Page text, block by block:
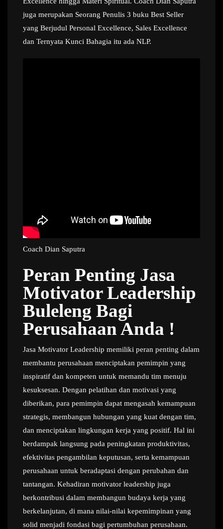
juga merupakan Seorang Penulis 3 buku Best Seller
yang Berjudul Personal Excellence, Sales Excellence
dan Ternyata Kunci Bahagia itu ada NLP.
Coach Dian Saputra
Peran Penting Jasa
Motivator Leadership
Buleleng Bagi
Perusahaan Anda !
Jasa Motivator Leadership memiliki peran penting dalam
membantu perusahaan menciptakan pemimpin yang
inspiratif dan kompeten untuk memandu tim menuju
kesuksesan. Dengan pelatihan dan motivasi yang
diberikan, para pemimpin dapat mengasah kemampuan
strategis, membangun hubungan yang kuat dengan tim,
dan menciptakan lingkungan kerja yang positif. Hal ini
berdampak langsung pada peningkatan produktivitas,
efektivitas pengambilan keputusan, serta kemampuan
perusahaan untuk beradaptasi dengan perubahan dan
tantangan. Kehadiran motivator leadership juga
berkontribusi dalam membangun budaya kerja yang
berkelanjutan, di mana nilai-nilai kepemimpinan yang
solid menjadi fondasi bagi pertumbuhan perusahaan.